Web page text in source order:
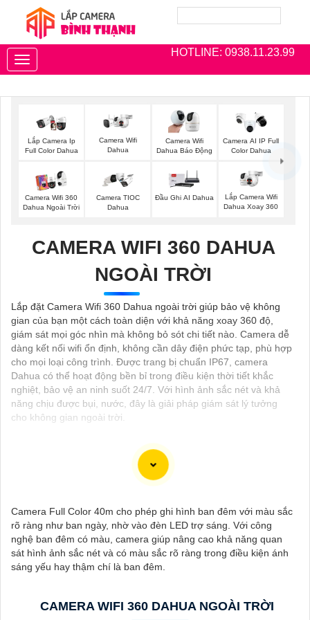
HOTLINE: 0938.11.23.99
Toggle
navigation
Lắp Camera Ip
Full Color Dahua
Camera Wifi
Dahua
Camera Wifi
Dahua Báo Động
Camera AI IP Full
Color Dahua
Camera Wifi 360
Dahua Ngoài Trời
Camera TIOC
Dahua
Đầu Ghi AI Dahua
Lắp Camera Wifi
Dahua Xoay 360
CAMERA WIFI 360 DAHUA
NGOÀI TRỜI
Lắp đặt Camera Wifi 360 Dahua ngoài trời giúp bảo vệ không
gian của bạn một cách toàn diện với khả năng xoay 360 độ,
giám sát mọi góc nhìn mà không bỏ sót chi tiết nào. Camera dễ
dàng kết nối wifi ổn định, không cần dây điện phức tạp, phù hợp
cho mọi loại công trình. Được trang bị chuẩn IP67, camera
Dahua có thể hoạt động bền bỉ trong điều kiện thời tiết khắc
nghiệt, bảo vệ an ninh suốt 24/7. Với hình ảnh sắc nét và khả
năng chịu được bụi, nước, đây là giải pháp giám sát lý tưởng
cho không gian ngoài trời.
1:Camera Dahua là một thương hiệu nổi tiếng về sản phẩm an
ninh và giám sát.⚒2:Để Hoàn toàn tin cậy mua Camera Dahua
chính hãng, bạn nên mua từ các cửa hàng uy tín hoặc các đại lý
chính thức của Dahua.☄️3:Mức giá của Camera Dahua có thể
thay đổi tùy vào model và chức năng của camera. Bạn nên tìm
được đánh giá cao với độ phân giải cao, tính năng thông minh
và độ tin cậy.💖5:Nếu bạn muốn tìm camera Dahua giá rẻ, bạn
Camera Full Color 40m cho phép ghi hình ban đêm với màu sắc
rõ ràng như ban ngày, nhờ vào đèn LED trợ sáng. Với công
nghệ ban đêm có màu, camera giúp nâng cao khả năng quan
sát hình ảnh sắc nét và có màu sắc rõ ràng trong điều kiện ánh
sáng yếu hay thậm chí là ban đêm.
CAMERA WIFI 360 DAHUA NGOÀI TRỜI